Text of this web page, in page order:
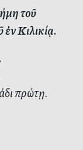
τοῦ
Κιλικίᾳ.
πρώτῃ.